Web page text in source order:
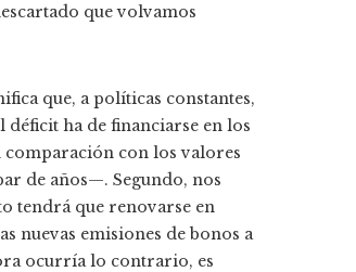
que volvamos
que, a políticas constantes,
ha de financiarse en los
comparación con los valores
de años—. Segundo, nos
tendrá que renovarse en
nuevas emisiones de bonos a
ocurría lo contrario, es